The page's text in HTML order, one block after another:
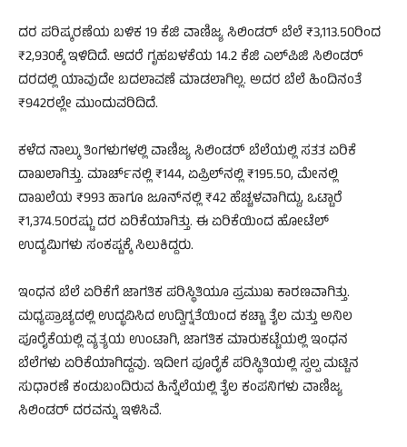
ದರ ಪರಿಷ್ಕರಣೆಯ ಬಳಿಕ 19 ಕೆಜಿ ವಾಣಿಜ್ಯ ಸಿಲಿಂಡರ್‌ ಬೆಲೆ ₹3,113.50ರಿಂದ
₹2,930ಕ್ಕೆ ಇಳಿದಿದೆ. ಆದರೆ ಗೃಹಬಳಕೆಯ 14.2 ಕೆಜಿ ಎಲ್‌ಪಿಜಿ ಸಿಲಿಂಡರ್‌
ದರದಲ್ಲಿ ಯಾವುದೇ ಬದಲಾವಣೆ ಮಾಡಲಾಗಿಲ್ಲ. ಅದರ ಬೆಲೆ ಹಿಂದಿನಂತೆ
₹942ರಲ್ಲೇ ಮುಂದುವರಿದಿದೆ.
ಕಳೆದ ನಾಲ್ಕು ತಿಂಗಳುಗಳಲ್ಲಿ ವಾಣಿಜ್ಯ ಸಿಲಿಂಡರ್‌ ಬೆಲೆಯಲ್ಲಿ ಸತತ ಏರಿಕೆ
ದಾಖಲಾಗಿತ್ತು. ಮಾರ್ಚ್‌ನಲ್ಲಿ ₹144, ಏಪ್ರಿಲ್‌ನಲ್ಲಿ ₹195.50, ಮೇನಲ್ಲಿ
ದಾಖಲೆಯ ₹993 ಹಾಗೂ ಜೂನ್‌ನಲ್ಲಿ ₹42 ಹೆಚ್ಚಳವಾಗಿದ್ದು, ಒಟ್ಟಾರೆ
₹1,374.50ರಷ್ಟು ದರ ಏರಿಕೆಯಾಗಿತ್ತು. ಈ ಏರಿಕೆಯಿಂದ ಹೋಟೆಲ್
ಉದ್ಯಮಿಗಳು ಸಂಕಷ್ಟಕ್ಕೆ ಸಿಲುಕಿದ್ದರು.
ಇಂಧನ ಬೆಲೆ ಏರಿಕೆಗೆ ಜಾಗತಿಕ ಪರಿಸ್ಥಿತಿಯೂ ಪ್ರಮುಖ ಕಾರಣವಾಗಿತ್ತು.
ಮಧ್ಯಪ್ರಾಚ್ಯದಲ್ಲಿ ಉದ್ಭವಿಸಿದ ಉದ್ವಿಗ್ನತೆಯಿಂದ ಕಚ್ಚಾ ತೈಲ ಮತ್ತು ಅನಿಲ
ಪೂರೈಕೆಯಲ್ಲಿ ವ್ಯತ್ಯಯ ಉಂಟಾಗಿ, ಜಾಗತಿಕ ಮಾರುಕಟ್ಟೆಯಲ್ಲಿ ಇಂಧನ
ಬೆಲೆಗಳು ಏರಿಕೆಯಾಗಿದ್ದವು. ಇದೀಗ ಪೂರೈಕೆ ಪರಿಸ್ಥಿತಿಯಲ್ಲಿ ಸ್ವಲ್ಪ ಮಟ್ಟಿನ
ಸುಧಾರಣೆ ಕಂಡುಬಂದಿರುವ ಹಿನ್ನೆಲೆಯಲ್ಲಿ ತೈಲ ಕಂಪನಿಗಳು ವಾಣಿಜ್ಯ
ಸಿಲಿಂಡರ್‌ ದರವನ್ನು ಇಳಿಸಿವೆ.